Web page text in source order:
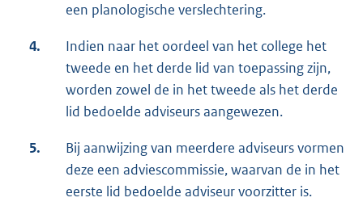
een planologische verslechtering.
4.
Indien naar het oordeel van het college het
tweede en het derde lid van toepassing zijn,
worden zowel de in het tweede als het derde
lid bedoelde adviseurs aangewezen.
5.
Bij aanwijzing van meerdere adviseurs vormen
deze een adviescommissie, waarvan de in het
eerste lid bedoelde adviseur voorzitter is.